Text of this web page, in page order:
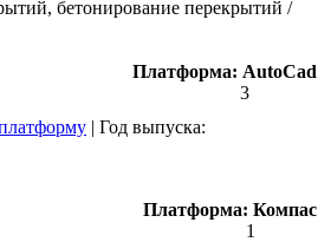
бетонирование перекрытий /
Платформа: AutoCad
3
| Год выпуска:
Платформа: Компас
1